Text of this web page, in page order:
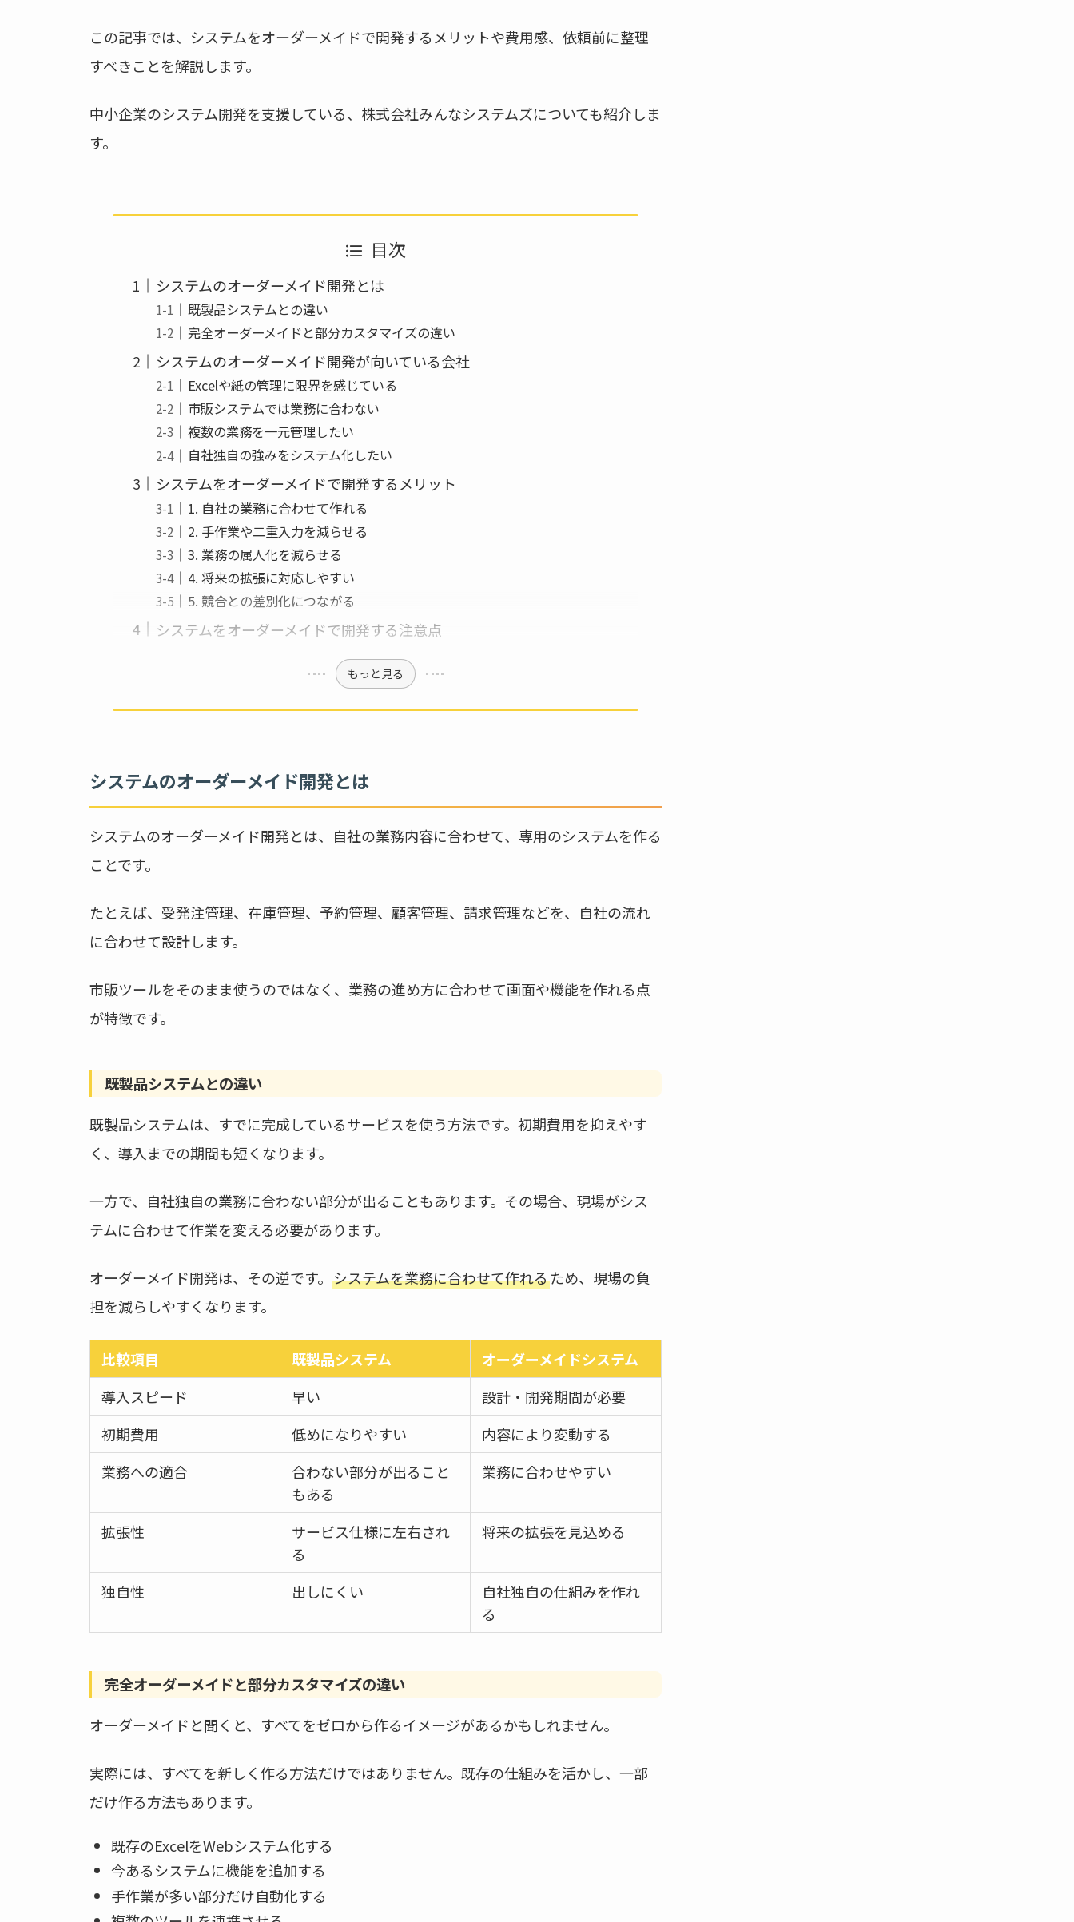
この記事では、システムをオーダーメイドで開発するメリットや費用感、依頼前に整理
すべきことを解説します。
中小企業のシステム開発を支援している、株式会社みんなシステムズについても紹介しま
す。
目次
システムのオーダーメイド開発とは
既製品システムとの違い
完全オーダーメイドと部分カスタマイズの違い
システムのオーダーメイド開発が向いている会社
Excelや紙の管理に限界を感じている
市販システムでは業務に合わない
複数の業務を一元管理したい
自社独自の強みをシステム化したい
システムをオーダーメイドで開発するメリット
1. 自社の業務に合わせて作れる
2. 手作業や二重入力を減らせる
3. 業務の属人化を減らせる
4. 将来の拡張に対応しやすい
5. 競合との差別化につながる
システムをオーダーメイドで開発する注意点
もっと見る
システムのオーダーメイド開発とは
システムのオーダーメイド開発とは、自社の業務内容に合わせて、専用のシステムを作る
ことです。
たとえば、受発注管理、在庫管理、予約管理、顧客管理、請求管理などを、自社の流れ
に合わせて設計します。
市販ツールをそのまま使うのではなく、業務の進め方に合わせて画面や機能を作れる点
が特徴です。
既製品システムとの違い
既製品システムは、すでに完成しているサービスを使う方法です。初期費用を抑えやす
く、導入までの期間も短くなります。
一方で、自社独自の業務に合わない部分が出ることもあります。その場合、現場がシス
テムに合わせて作業を変える必要があります。
オーダーメイド開発は、その逆です。 システムを業務に合わせて作れるため、現場の負
担を減らしやすくなります。
比較項目 既製品システム
オーダーメイドシステム
導入スピード
早い
設計・開発期間が必要
初期費用
低めになりやすい
内容により変動する
業務への適合
合わない部分が出ること
もある
業務に合わせやすい
拡張性
サービス仕様に左右され
る
将来の拡張を見込める
独自性 出しにくい
自社独自の仕組みを作れ
る
完全オーダーメイドと部分カスタマイズの違い
オーダーメイドと聞くと、すべてをゼロから作るイメージがあるかもしれません。
実際には、すべてを新しく作る方法だけではありません。既存の仕組みを活かし、一部
だけ作る方法もあります。
既存のExcelをWebシステム化する
今あるシステムに機能を追加する
手作業が多い部分だけ自動化する